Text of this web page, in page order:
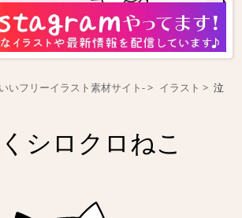
いフリーイラスト素材サイト- イラスト
泣
シロクロねこ